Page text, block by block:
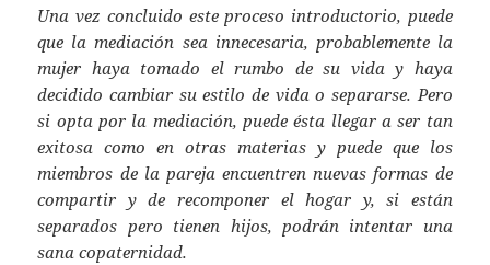
Una vez concluido este proceso introductorio, puede
que la mediación sea innecesaria, probablemente la
mujer haya tomado el rumbo de su vida y haya
decidido cambiar su estilo de vida o separarse. Pero
si opta por la mediación, puede ésta llegar a ser tan
exitosa como en otras materias y puede que los
miembros de la pareja encuentren nuevas formas de
compartir y de recomponer el hogar y, si están
separados pero tienen hijos, podrán intentar una
sana copaternidad.